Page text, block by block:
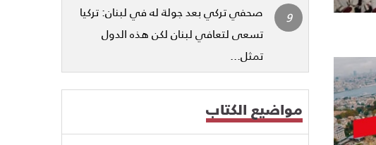
صحفي تركي بعد جولة له في لبنان: تركيا
تسعى لتعافي لبنان لكن هذه الدول
تمثل...
مواضيع الكتاب